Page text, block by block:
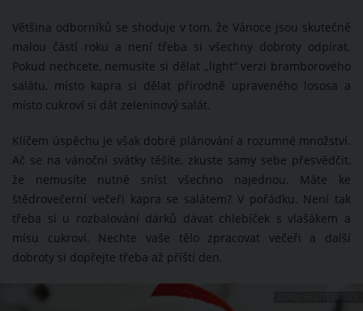
Většina odborníků se shoduje v tom, že Vánoce jsou skutečně
malou částí roku a není třeba si všechny dobroty odpírat.
Pokud nechcete, nemusíte si dělat „light“ verzi bramborového
salátu, místo kapra si dělat přírodně upraveného lososa a
místo cukroví si dát zeleninový salát.
Klíčem úspěchu je však dobré plánování a rozumné množství.
Ač se na vánoční svátky těšíte, zkuste samy sebe přesvědčit,
že nemusíte nutně sníst všechno najednou. Máte ke
štědrovečerní večeři kapra se salátem? V pořádku. Není tak
třeba si u rozbalování dárků dávat chlebíček s vlašákem a
mísu cukroví. Nechte vaše tělo zpracovat večeři a další
dobroty si dopřejte třeba až příští den.